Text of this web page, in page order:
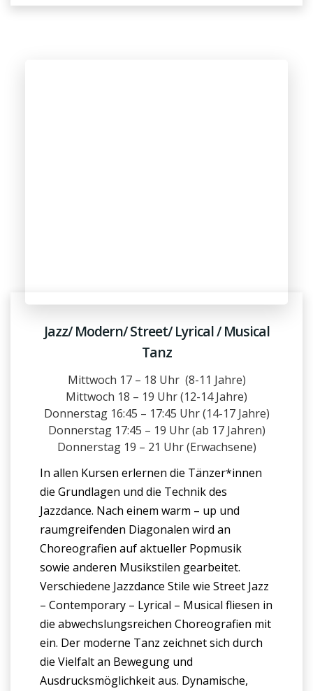
Jazz/ Modern/ Street/ Lyrical / Musical
Tanz
Mittwoch 17 – 18 Uhr (8-11 Jahre)
Mittwoch 18 – 19 Uhr (12-14 Jahre)
Donnerstag 16:45 – 17:45 Uhr (14-17 Jahre)
Donnerstag 17:45 – 19 Uhr (ab 17 Jahren)
Donnerstag 19 – 21 Uhr (Erwachsene)
In allen Kursen erlernen die Tänzer*innen
die Grundlagen und die Technik des
Jazzdance. Nach einem warm – up und
raumgreifenden Diagonalen wird an
Choreografien auf aktueller Popmusik
sowie anderen Musikstilen gearbeitet.
Verschiedene Jazzdance Stile wie Street Jazz
– Contemporary – Lyrical – Musical fliesen in
die abwechslungsreichen Choreografien mit
ein. Der moderne Tanz zeichnet sich durch
die Vielfalt an Bewegung und
Ausdrucksmöglichkeit aus. Dynamische,